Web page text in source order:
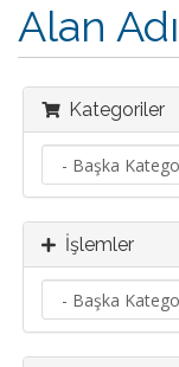
Alan
Kategoriler
İşlemler